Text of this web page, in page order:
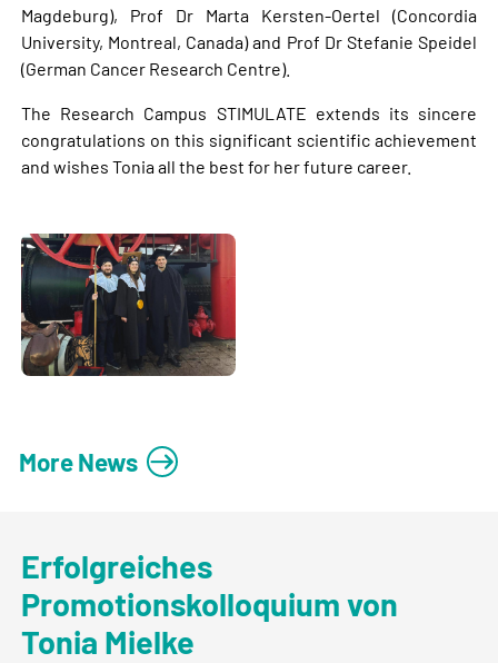
Magdeburg), Prof Dr Marta Kersten-Oertel (Concordia
University, Montreal, Canada) and Prof Dr Stefanie Speidel
(German Cancer Research Centre).
The Research Campus STIMULATE extends its sincere
congratulations on this significant scientific achievement
and wishes Tonia all the best for her future career.
More News
Erfolgreiches
Promotionskolloquium von
Tonia Mielke